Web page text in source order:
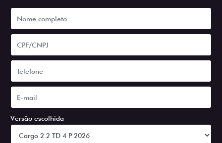
Versão escolhida